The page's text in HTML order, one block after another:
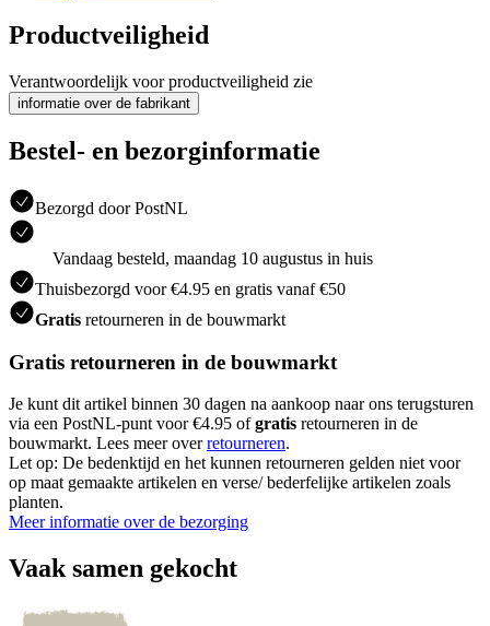
Productveiligheid
Verantwoordelijk voor productveiligheid zie
informatie over de fabrikant
Bestel- en bezorginformatie
Bezorgd door PostNL
Vandaag besteld, maandag 10 augustus in huis
Thuisbezorgd voor €4.95 en gratis vanaf €50
Gratis retourneren in de bouwmarkt
Gratis retourneren in de bouwmarkt
Je kunt dit artikel binnen 30 dagen na aankoop naar ons terugsturen
via een PostNL-punt voor €4.95 ofgratis retourneren in de
bouwmarkt. Lees meer overretourneren.
Let op: De bedenktijd en het kunnen retourneren gelden niet voor
op maat gemaakte artikelen en verse/ bederfelijke artikelen zoals
planten.
Meer informatie over de bezorging
Vaak samen gekocht